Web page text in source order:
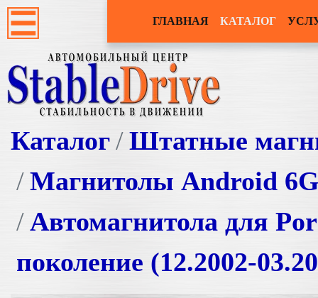
ГЛАВНАЯ КАТАЛОГ
Каталог
Штатные
Магнитолы Android
Автомагнитола для
поколение (12.2002-